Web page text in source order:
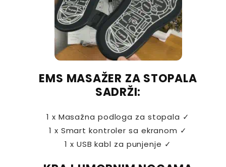
EMS MASAŽER ZA STOPALA
SADRŽI:
1 x Masažna podloga za stopala ✓
1 x Smart kontroler sa ekranom ✓
1 x USB kabl za punjenje ✓